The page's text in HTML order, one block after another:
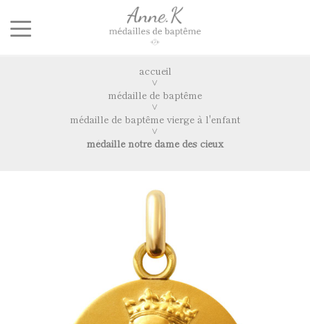
accueil
médaille de baptême
médaille de baptême vierge à l'enfant
médaille notre dame des cieux